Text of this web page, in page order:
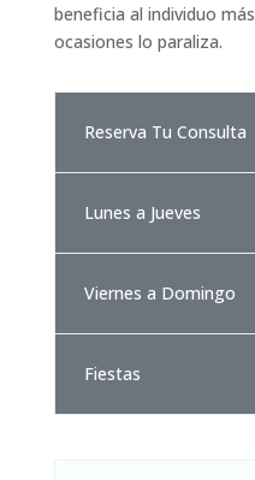
beneficia al individuo
ocasiones lo paraliza.
Reserva Tu Consulta
Lunes a Jueves
Viernes a Domingo
Fiestas